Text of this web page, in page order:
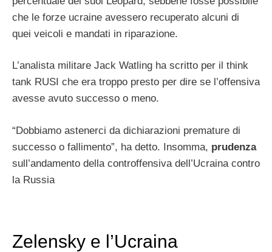
che le forze ucraine avessero recuperato alcuni di
quei veicoli e mandati in riparazione.
L’analista militare Jack Watling ha scritto per il think
tank RUSI che era troppo presto per dire se l’offensiva
avesse avuto successo o meno.
“Dobbiamo astenerci da dichiarazioni premature di
successo o fallimento”, ha detto. Insomma, prudenza
sull’andamento della controffensiva dell’Ucraina contro
la Russia
Zelensky e l’Ucraina